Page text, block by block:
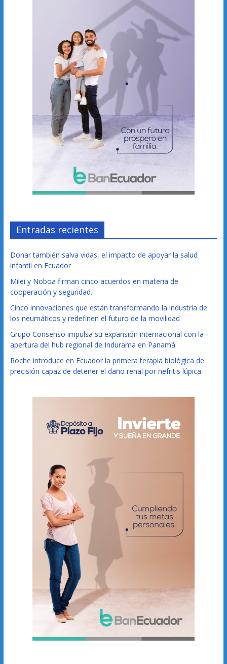
Entradas recientes
Donar también salva vidas, el impacto de apoyar la salud
infantil en Ecuador
Milei y Noboa firman cinco acuerdos en materia de
cooperación y seguridad.
Cinco innovaciones que están transformando la industria de
los neumáticos y redefinen el futuro de la movilidad
Grupo Consenso impulsa su expansión internacional con la
apertura del hub regional de Indurama en Panamá
Roche introduce en Ecuador la primera terapia biológica de
precisión capaz de detener el daño renal por nefritis lúpica